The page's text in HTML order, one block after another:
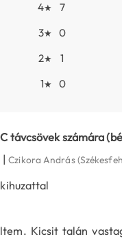
4★
7
3★
0
2★
1
1★ 0
távcsövek számára
|Czikora András
Kicsit talán